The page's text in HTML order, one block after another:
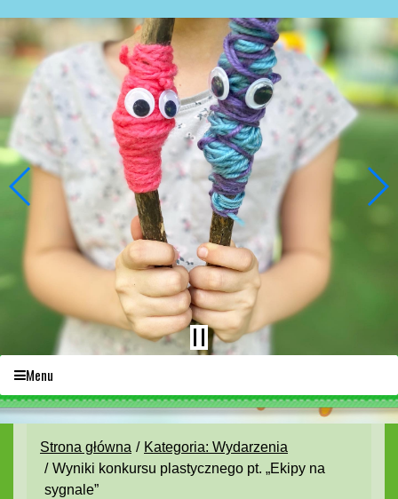
Menu
Strona główna
Kategoria: Wydarzenia
Wyniki konkursu plastycznego pt. „Ekipy na
sygnale”